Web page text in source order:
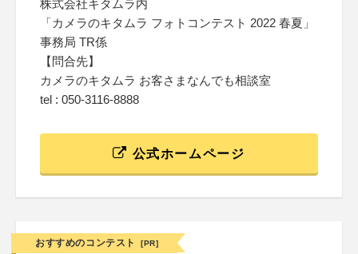
株式会社キタムラ内
「カメラのキタムラ フォトコンテスト 2022 春夏」
事務局 TR係
【問合先】
カメラのキタムラ お客さまなんでも相談室
tel : 050-3116-8888
公式ホームページ
おすすめのコンテスト [PR]